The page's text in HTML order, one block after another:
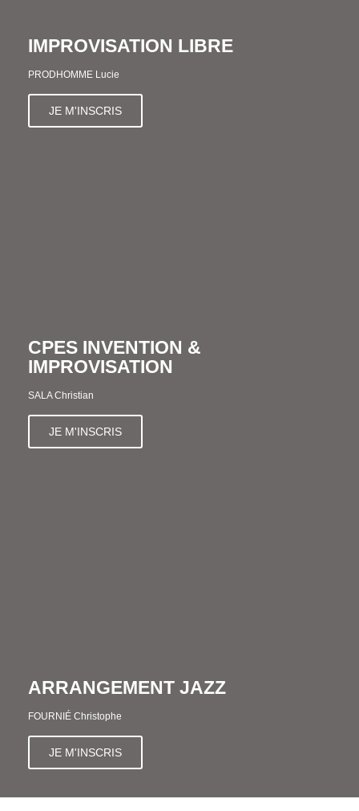
IMPROVISATION LIBRE
PRODHOMME Lucie
JE M'INSCRIS
CPES INVENTION &
IMPROVISATION
SALA Christian
JE M'INSCRIS
ARRANGEMENT JAZZ
FOURNIÉ Christophe
JE M'INSCRIS